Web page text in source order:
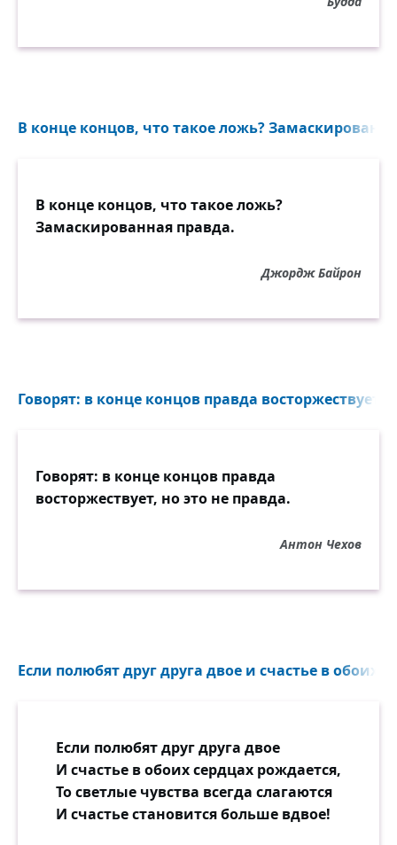
В конце концов, что такое ложь?
В конце концов, что такое ложь?
Замаскированная правда.
Джордж Байрон
Говорят: в конце концов правда восторжествует,
Говорят: в конце концов правда
восторжествует, но это не правда.
Антон Чехов
Если полюбят друг друга двое и счастье в обоих
Если полюбят друг друга двое
И счастье в обоих сердцах рождается,
То светлые чувства всегда слагаются
И счастье становится больше вдвое!